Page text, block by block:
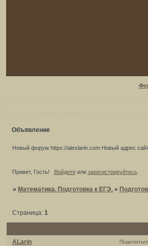
Объявление
Новый форум https://alexlarin.com Новый адрес
Привет, Гость! Войдитеили зарегистрируйтесь.
»Математика. Подготовка к ЕГЭ. »
Страница: 1
ALarin